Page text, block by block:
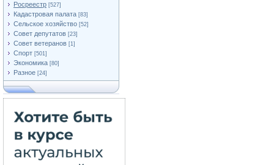
Росреестр [527]
Кадастровая палата [83]
Сельское хозяйство [52]
Совет депутатов [23]
Совет ветеранов [1]
Спорт [501]
Экономика [80]
Разное [24]